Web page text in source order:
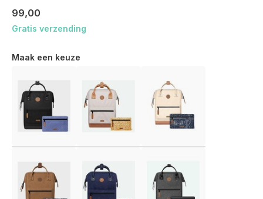
99,00
Gratis verzending
Maak een keuze